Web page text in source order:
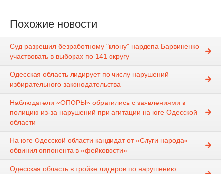
Похожие новости
Суд разрешил безработному "клону" нардепа Барвиненко
участвовать в выборах по 141 округу
Одесская область лидирует по числу нарушений
избирательного законодательства
Наблюдатели «ОПОРЫ» обратились с заявлениями в
полицию из-за нарушений при агитации на юге Одесской
области
На юге Одесской области кандидат от «Слуги народа»
обвинил оппонента в «фейковости»
Одесская область в тройке лидеров по нарушению